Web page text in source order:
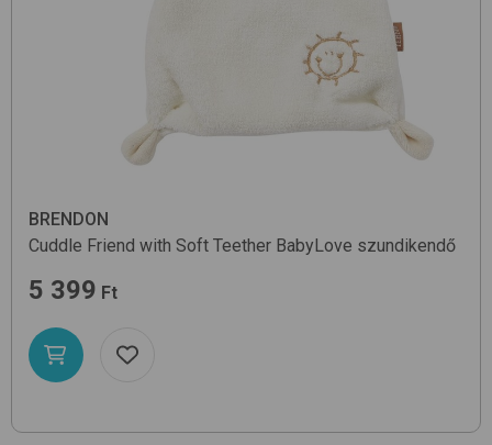
BRENDON
Cuddle Friend with Soft Teether BabyLove szundikendő
5 399 Ft